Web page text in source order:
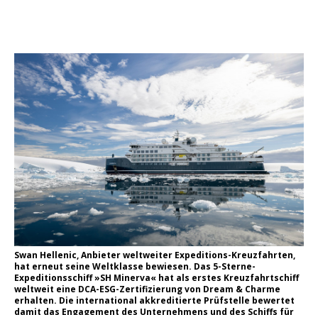
Swan Hellenic, Anbieter weltweiter Expeditions-Kreuzfahrten,
hat erneut seine Weltklasse bewiesen. Das 5-Sterne-
Expeditionsschiff »SH Minerva« hat als erstes Kreuzfahrtschiff
weltweit eine DCA-ESG-Zertifizierung von Dream & Charme
erhalten. Die international akkreditierte Prüfstelle bewertet
damit das Engagement des Unternehmens und des Schiffs für